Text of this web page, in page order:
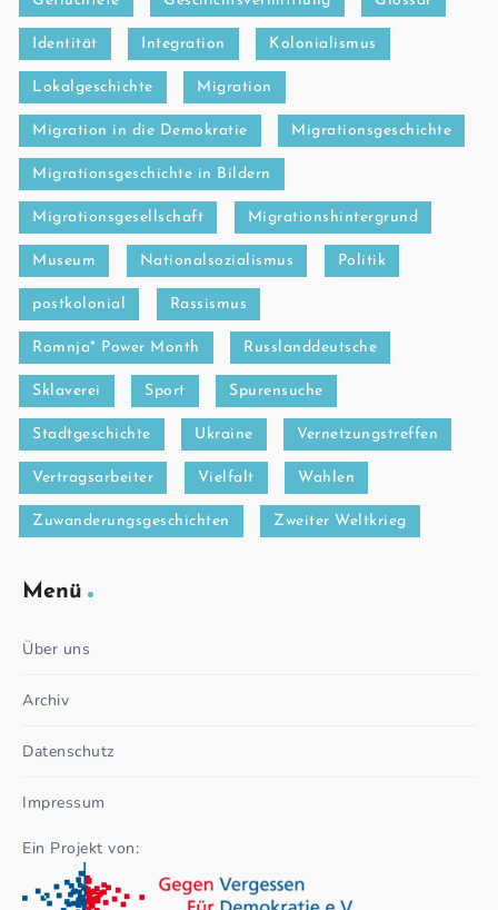
Identität Integration Kolonialismus
Lokalgeschichte Migration
Migration in die Demokratie Migrationsgeschichte
Migrationsgeschichte in Bildern
Migrationsgesellschaft Migrationshintergrund
Museum Nationalsozialismus Politik
postkolonial Rassismus
Romnja* Power Month Russlanddeutsche
Sklaverei Sport Spurensuche
Stadtgeschichte Ukraine Vernetzungstreffen
Vertragsarbeiter Vielfalt Wahlen
Zuwanderungsgeschichten Zweiter Weltkrieg
Menü
Über uns
Archiv
Datenschutz
Impressum
Ein Projekt von: